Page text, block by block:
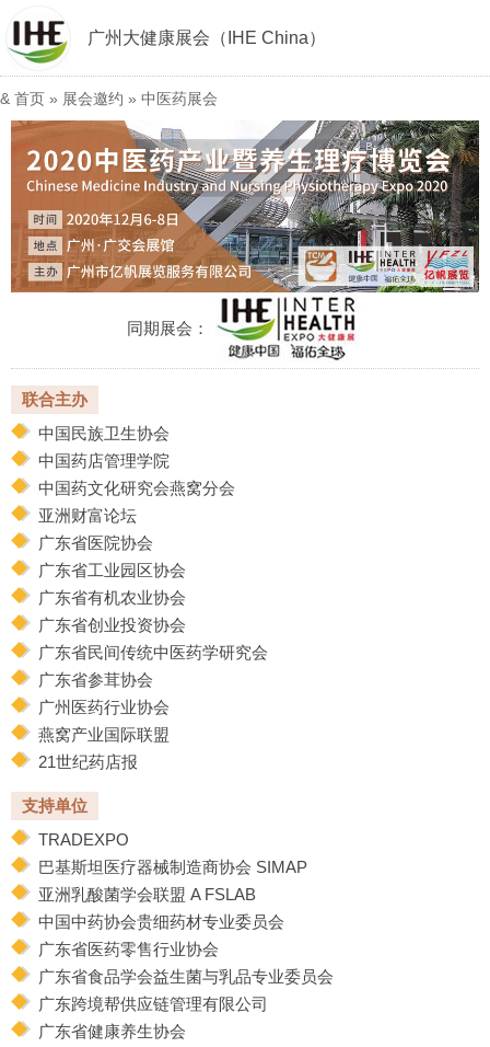
广州大健康展会（IHE China）
& 首页 » 展会邀约 » 中医药展会
同期展会：
联合主办
中国民族卫生协会
中国药店管理学院
中国药文化研究会燕窝分会
亚洲财富论坛
广东省医院协会
广东省工业园区协会
广东省有机农业协会
广东省创业投资协会
广东省民间传统中医药学研究会
广东省参茸协会
广州医药行业协会
燕窝产业国际联盟
21世纪药店报
支持单位
TRADEXPO
巴基斯坦医疗器械制造商协会 SIMAP
亚洲乳酸菌学会联盟 A FSLAB
中国中药协会贵细药材专业委员会
广东省医药零售行业协会
广东省食品学会益生菌与乳品专业委员会
广东跨境帮供应链管理有限公司
广东省健康养生协会